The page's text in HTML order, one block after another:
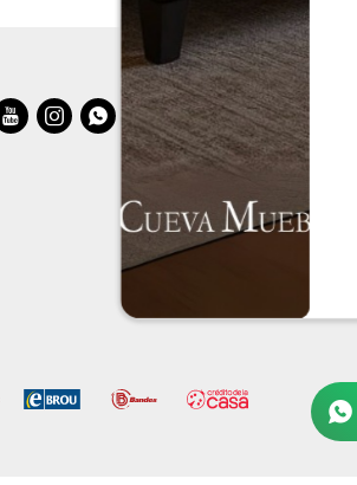
  